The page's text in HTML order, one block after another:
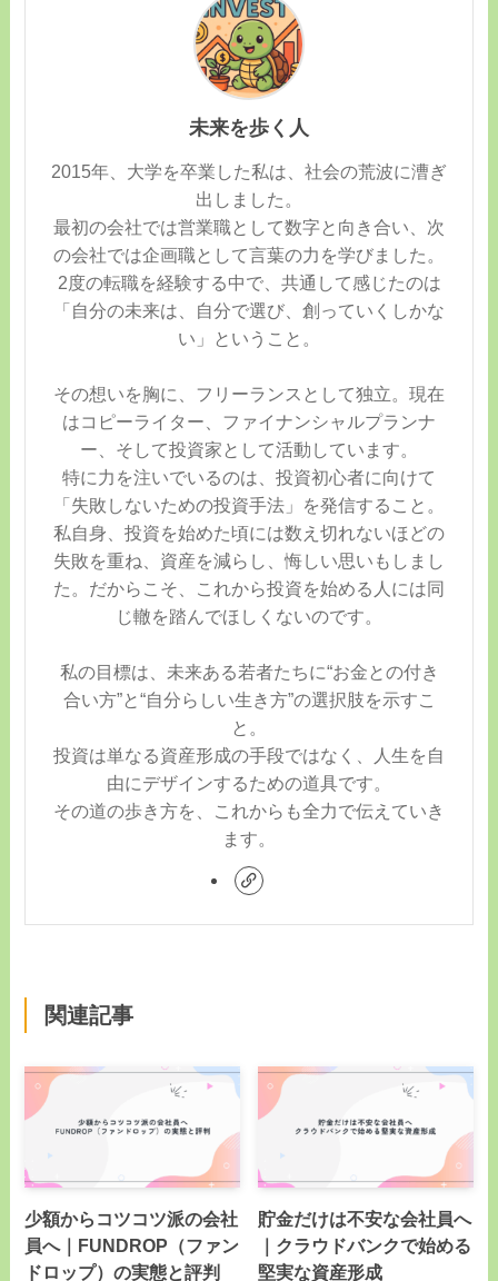
未来を歩く人
2015年、大学を卒業した私は、社会の荒波に漕ぎ
出しました。
最初の会社では営業職として数字と向き合い、次
の会社では企画職として言葉の力を学びました。
2度の転職を経験する中で、共通して感じたのは
「自分の未来は、自分で選び、創っていくしかな
い」ということ。
その想いを胸に、フリーランスとして独立。現在
はコピーライター、ファイナンシャルプランナ
ー、そして投資家として活動しています。
特に力を注いでいるのは、投資初心者に向けて
「失敗しないための投資手法」を発信すること。
私自身、投資を始めた頃には数え切れないほどの
失敗を重ね、資産を減らし、悔しい思いもしまし
た。だからこそ、これから投資を始める人には同
じ轍を踏んでほしくないのです。
私の目標は、未来ある若者たちに“お金との付き
合い方”と“自分らしい生き方”の選択肢を示すこ
と。
投資は単なる資産形成の手段ではなく、人生を自
由にデザインするための道具です。
その道の歩き方を、これからも全力で伝えていき
ます。
関連記事
少額からコツコツ派の会社
員へ｜FUNDROP（ファン
ドロップ）の実態と評判
貯金だけは不安な会社員へ
｜クラウドバンクで始める
堅実な資産形成